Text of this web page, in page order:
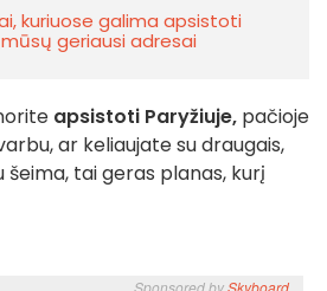
kuriuose galima apsistoti
geriausi adresai
apsistoti Paryžiuje, pačioje
ar keliaujate su draugais,
šeima, tai geras planas, kurį